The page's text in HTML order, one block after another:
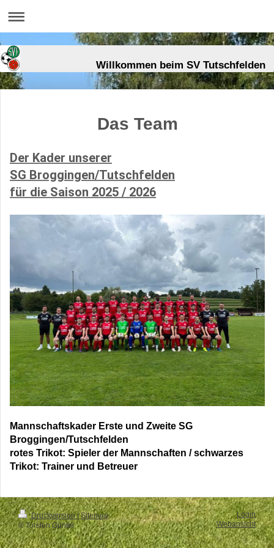
Willkommen beim SV Tutschfelden
Das Team
Der Kader unserer
SG Broggingen/Tutschfelden
für die Saison 2025 / 2026
Mannschaftskader Erste und Zweite SG
Broggingen/Tutschfelden
rotes Trikot: Spieler der Mannschaften / schwarzes
Trikot: Trainer und Betreuer
Druckversion| Sitemap
© Torsten Günter
Login
Webansicht